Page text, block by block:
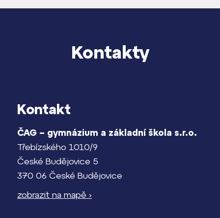
Kontakty
Kontakt
ČAG – gymnázium a základní škola s.r.o.
Třebízského 1010/9
České Budějovice 5
370 06 České Budějovice
zobrazit na mapě ›